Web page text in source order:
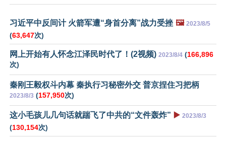
习近平中反间计 火箭军遭“身首分离”战力受挫 🖼️ 2023/8/5
(63,647次)
网上开始有人怀念江泽民时代了！(2视频) 2023/8/4 (166,896
次)
秦刚王毅权斗内幕 秦执行习秘密外交 普京捏住习把柄
2023/8/3 (157,950次)
这小毛孩儿几句话就踹飞了中共的“文件轰炸” ▶️ 2023/8/3
(130,154次)